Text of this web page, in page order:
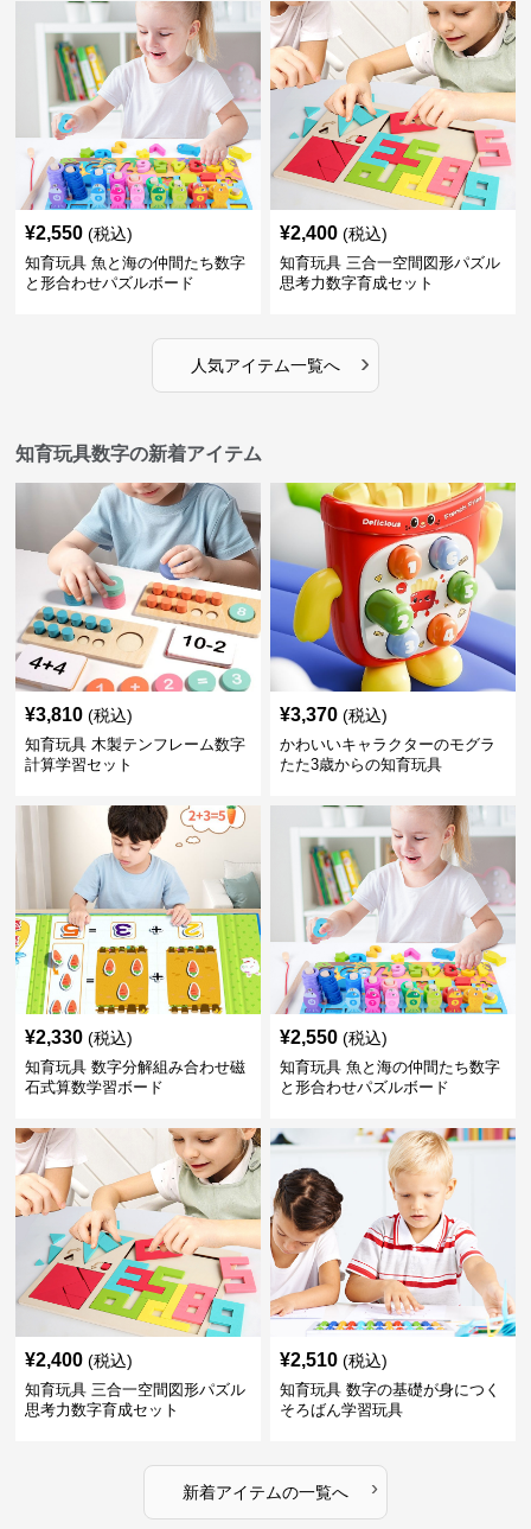
¥2,550 (税込)
知育玩具 魚と海の仲間たち数字
と形合わせパズルボード
¥2,400 (税込)
知育玩具 三合一空間図形パズル
思考力数字育成セット
人気アイテム一覧へ ›
知育玩具数字の新着アイテム
¥3,810 (税込)
知育玩具 木製テンフレーム数字
計算学習セット
¥3,370 (税込)
かわいいキャラクターのモグラ
たた3歳からの知育玩具
¥2,330 (税込)
知育玩具 数字分解組み合わせ磁
石式算数学習ボード
¥2,550 (税込)
知育玩具 魚と海の仲間たち数字
と形合わせパズルボード
¥2,400 (税込)
知育玩具 三合一空間図形パズル
思考力数字育成セット
¥2,510 (税込)
知育玩具 数字の基礎が身につく
そろばん学習玩具
新着アイテムの一覧へ ›